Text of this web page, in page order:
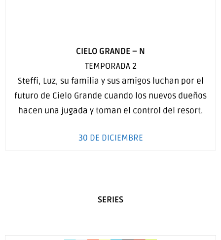
CIELO GRANDE – N
TEMPORADA 2
Steffi, Luz, su familia y sus amigos luchan por el
futuro de Cielo Grande cuando los nuevos dueños
hacen una jugada y toman el control del resort.
30 DE DICIEMBRE
SERIES